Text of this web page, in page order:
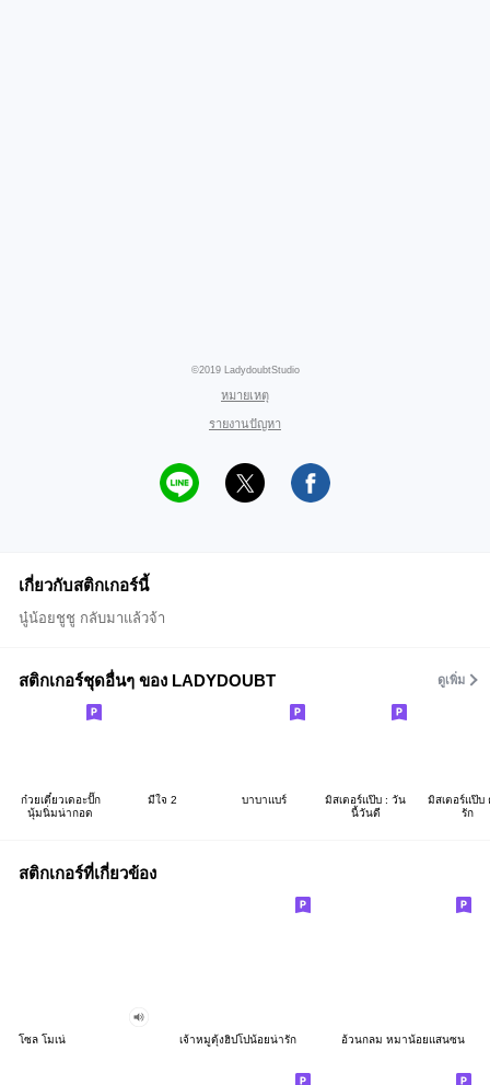
©2019 LadydoubtStudio
หมายเหตุ
รายงานปัญหา
เกี่ยวกับสติกเกอร์นี้
นู๋น้อยชูชู กลับมาแล้วจ้า
สติกเกอร์ชุดอื่นๆ ของ LADYDOUBT ดูเพิ่ม
ก๋วยเตี๋ยวเดอะปั๊ก
นุ้มนิ่มน่ากอด
มีใจ 2 บาบาแบร์
มิสเตอร์แป๊บ : วัน
นี้วันดี
มิสเตอร์แป๊บ
รัก
สติกเกอร์ที่เกี่ยวข้อง
โซล โมเน่ เจ้าหมูดุ้งฮิปโปน้อยน่ารัก อ้วนกลม หมาน้อยแสนซน